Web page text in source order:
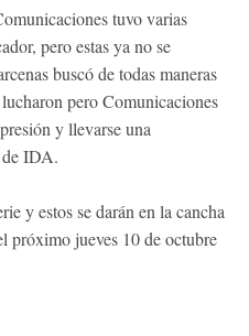
tuvo varias
pero estas ya no se
buscó de todas maneras
pero Comunicaciones
y llevarse una
IDA.
y estos se darán en la cancha
próximo jueves 10 de octubre